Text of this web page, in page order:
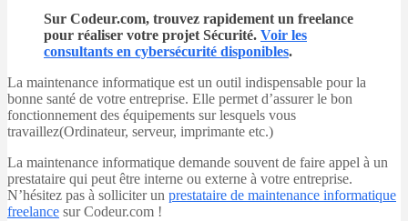
Sur Codeur.com, trouvez rapidement un freelance
pour réaliser votre projet Sécurité. Voir les
consultants en cybersécurité disponibles.
La maintenance informatique est un outil indispensable pour la
bonne santé de votre entreprise. Elle permet d’assurer le bon
fonctionnement des équipements sur lesquels vous
travaillez(Ordinateur, serveur, imprimante etc.)
La maintenance informatique demande souvent de faire appel à un
prestataire qui peut être interne ou externe à votre entreprise.
N’hésitez pas à solliciter un prestataire de maintenance informatique
freelance sur Codeur.com !